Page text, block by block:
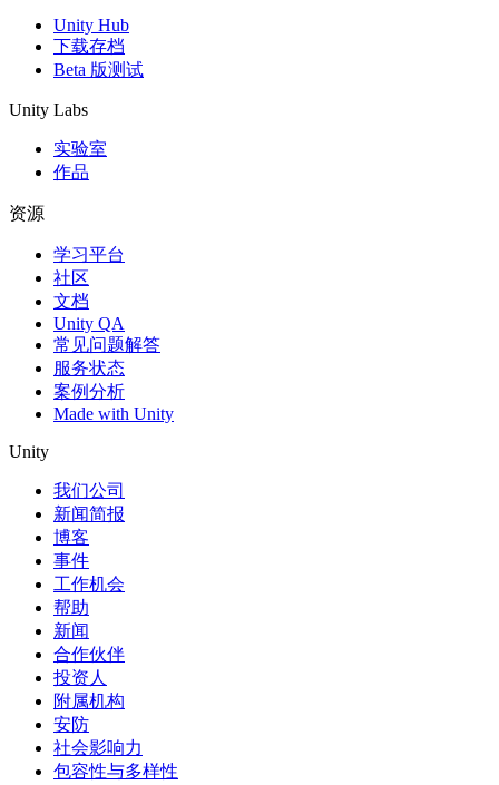
Unity Hub
下载存档
Beta 版测试
Unity Labs
实验室
作品
资源
学习平台
社区
文档
Unity QA
常见问题解答
服务状态
案例分析
Made with Unity
Unity
我们公司
新闻简报
博客
事件
工作机会
帮助
新闻
合作伙伴
投资人
附属机构
安防
社会影响力
包容性与多样性